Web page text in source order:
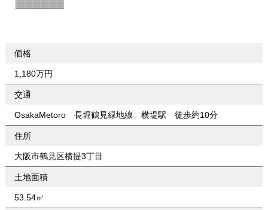
価格
1,180万円
交通
OsakaMetoro 長堀鶴見緑地線 横堤駅 徒歩約10分
住所
大阪市鶴見区横提3丁目
土地面積
53.54㎡